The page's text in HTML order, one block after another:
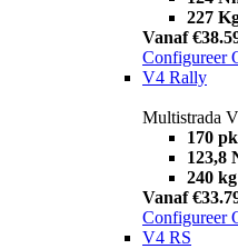
227
Vanaf
Configureer
V4 Rally
Multistrada
170 pk
123,8
240 kg
Vanaf
Configureer
V4 RS